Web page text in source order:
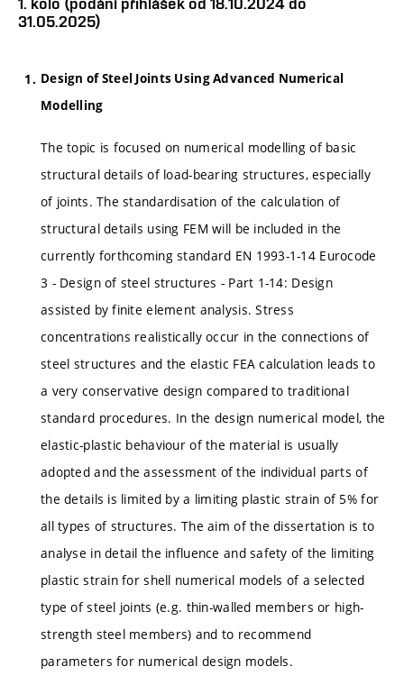
31.05.2025)
Design of Steel Joints Using Advanced Numerical
Modelling
The topic is focused on numerical modelling of basic
structural details of load-bearing structures, especially
of joints. The standardisation of the calculation of
structural details using FEM will be included in the
currently forthcoming standard EN 1993-1-14 Eurocode
3 - Design of steel structures - Part 1-14: Design
assisted by finite element analysis. Stress
concentrations realistically occur in the connections of
steel structures and the elastic FEA calculation leads to
a very conservative design compared to traditional
standard procedures. In the design numerical model, the
elastic-plastic behaviour of the material is usually
adopted and the assessment of the individual parts of
the details is limited by a limiting plastic strain of 5% for
all types of structures. The aim of the dissertation is to
analyse in detail the influence and safety of the limiting
plastic strain for shell numerical models of a selected
type of steel joints (e.g. thin-walled members or high-
strength steel members) and to recommend
parameters for numerical design models.